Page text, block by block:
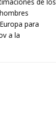
para
a la